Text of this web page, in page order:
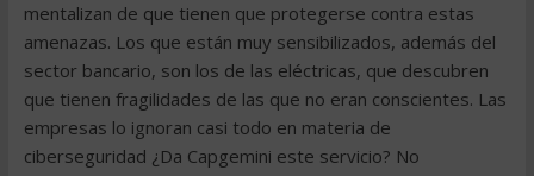
mentalizan de que tienen que protegerse contra estas
amenazas. Los que están muy sensibilizados, además del
sector bancario, son los de las eléctricas, que descubren
que tienen fragilidades de las que no eran conscientes. Las
empresas lo ignoran casi todo en materia de
ciberseguridad ¿Da Capgemini este servicio? No